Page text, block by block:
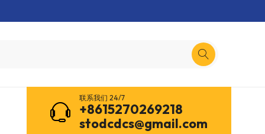
联系我们 24/7
+8615270269218
stodcdcs@gmail.com